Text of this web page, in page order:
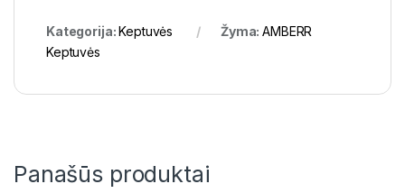
Kategorija:Keptuvės Žyma:AMBERR
Keptuvės
Panašūs produktai